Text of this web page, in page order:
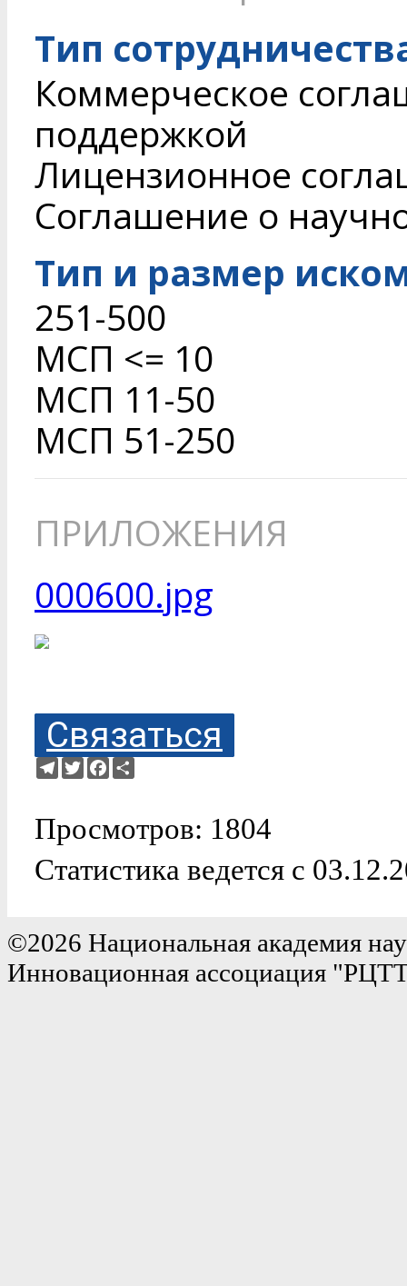
Тип
Коммерческое
поддержкой
Лицензионное
Соглашение о
Тип и размер
251-500
МСП <= 10
МСП 11-50
МСП 51-250
ПРИЛОЖЕНИЯ
000600.jpg
Связаться
Telegram
TwitterFacebook
Просмотров: 1804
Статистика ведется с
©2026 Национальная академия
Инновационная ассоциация